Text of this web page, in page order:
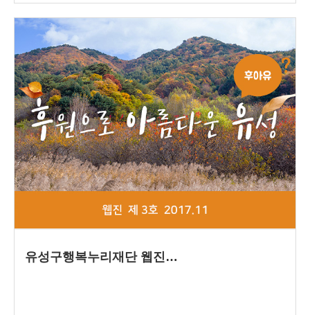
유성구행복누리재단 웹진…